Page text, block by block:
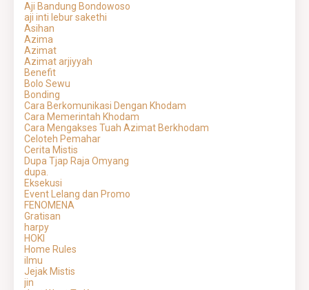
Aji Bandung Bondowoso
aji inti lebur sakethi
Asihan
Azima
Azimat
Azimat arjiyyah
Benefit
Bolo Sewu
Bonding
Cara Berkomunikasi Dengan Khodam
Cara Memerintah Khodam
Cara Mengakses Tuah Azimat Berkhodam
Celoteh Pemahar
Cerita Mistis
Dupa Tjap Raja Omyang
dupa.
Eksekusi
Event Lelang dan Promo
FENOMENA
Gratisan
harpy
HOKI
Home Rules
ilmu
Jejak Mistis
jin